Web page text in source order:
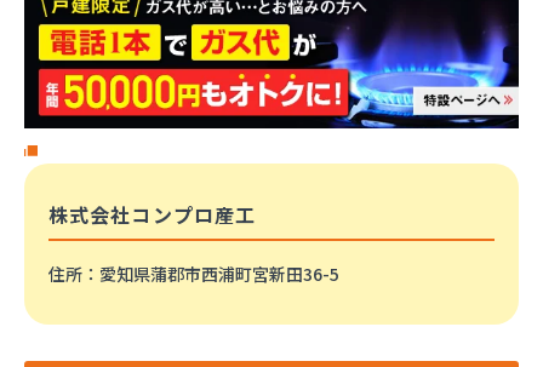
株式会社コンプロ産工
住所 ：愛知県蒲郡市西浦町宮新田36-5